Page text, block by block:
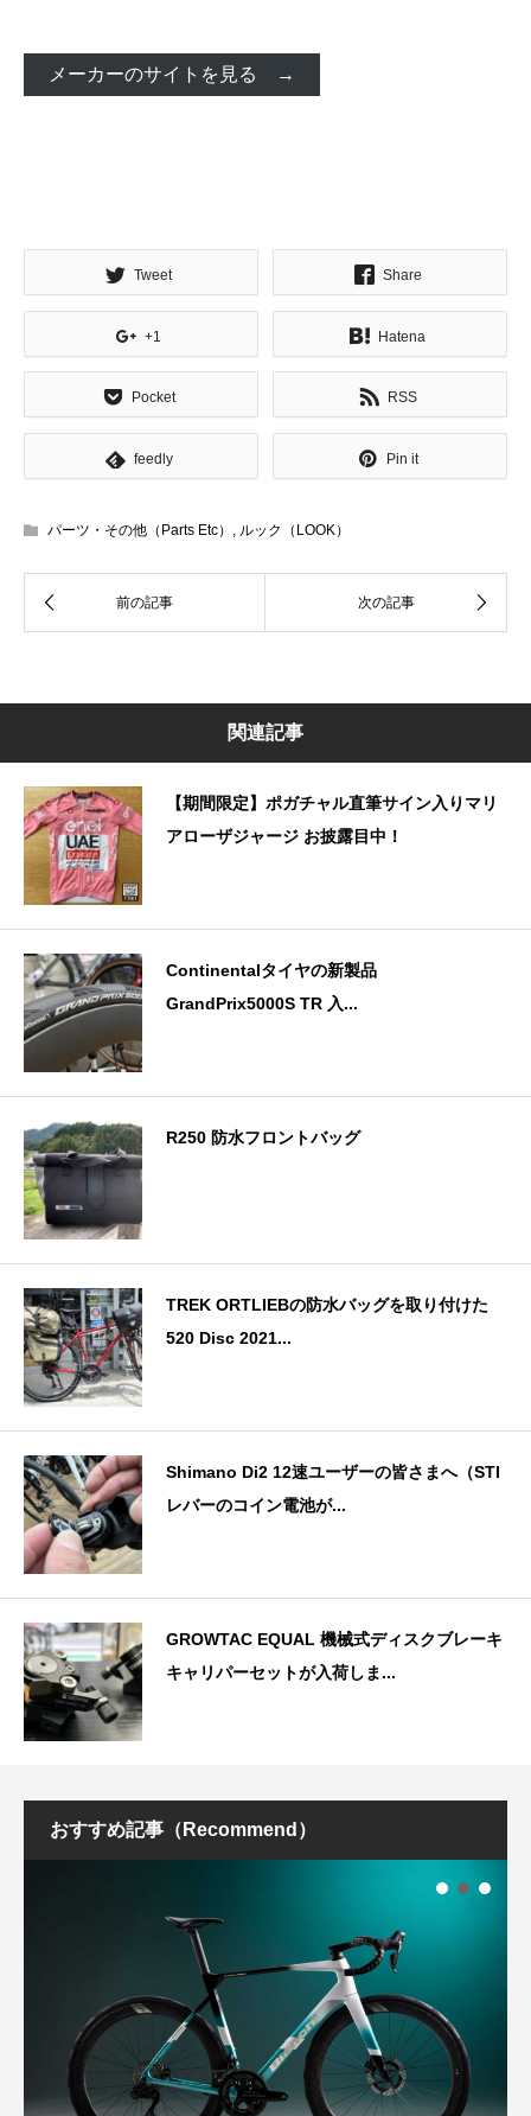
メーカーのサイトを見る →
Tweet Share
+1 Hatena
Pocket RSS
feedly Pin it
パーツ・その他（Parts Etc） , ルック（LOOK）
関連記事
【期間限定】ポガチャル直筆サイン入りマリ
アローザジャージ お披露目中！
Continentalタイヤの新製品
GrandPrix5000S TR 入...
R250 防水フロントバッグ
TREK ORTLIEBの防水バッグを取り付けた
520 Disc 2021...
Shimano Di2 12速ユーザーの皆さまへ（STI
レバーのコイン電池が...
GROWTAC EQUAL 機械式ディスクブレーキ
キャリパーセットが入荷しま...
おすすめ記事（Recommend）